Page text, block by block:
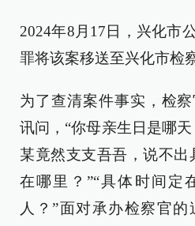
2024年8月17日，兴化市
罪将该案移送至兴化市检
为了查清案件事实，检
讯问，“你母亲生日是哪
某竟然支支吾吾，说不出
在哪里？”“具体时间定
人？”面对承办检察官